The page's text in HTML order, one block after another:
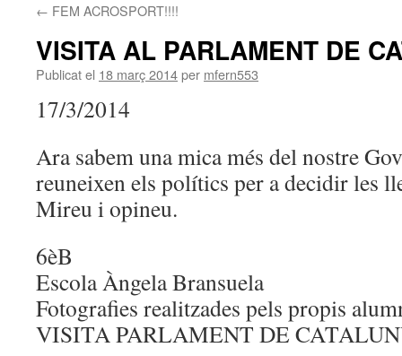
← FEM ACROSPORT!!!!
VISITA AL PARLAMENT DE
Publicat el 18 març 2014per mfern553
17/3/2014
Ara sabem una mica més del nostre
reuneixen els polítics per a decidir les
Mireu i opineu.
6èB
Escola Àngela Bransuela
Fotografies realitzades pels propis
VISITA PARLAMENT DE